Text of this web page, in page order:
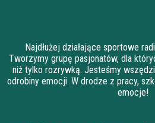
Najdłużej działające sportowe
Tworzymy grupę pasjonatów, dla
niż tylko rozrywką. Jesteśmy
odrobiny emocji. W drodze z pracy,
emocje!